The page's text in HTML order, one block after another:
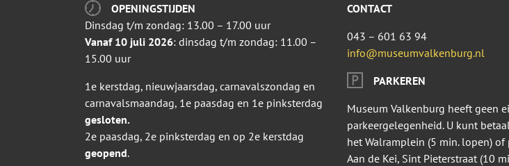
OPENINGSTIJDEN
Dinsdag t/m zondag: 13.00 – 17.00 uur
Vanaf 10 juli 2026: dinsdag t/m zondag: 11.00 –
15.00 uur
1e kerstdag, nieuwjaarsdag, carnavalszondag en
carnavalsmaandag, 1e paasdag en 1e pinksterdag
gesloten.
2e paasdag, 2e pinksterdag en op 2e kerstdag
geopend.
CONTACT
043 – 601 63 94
info@museumvalkenburg.nl
PARKEREN
Museum Valkenburg heeft geen
parkeergelegenheid. U kunt
het Walramplein (5 min. lopen) of
Aan de Kei, Sint Pieterstraat (10